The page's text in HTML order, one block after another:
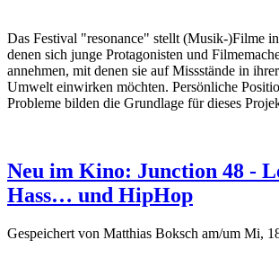
Das Festival "resonance" stellt (Musik-)Filme
denen sich junge Protagonisten und
annehmen, mit denen sie auf Missstände in
Umwelt einwirken möchten. Persönliche
Probleme bilden die Grundlage für dieses
Neu im Kino: Junction 48 -
Hass… und HipHop
Gespeichert von Matthias Boksch am/um Mi,